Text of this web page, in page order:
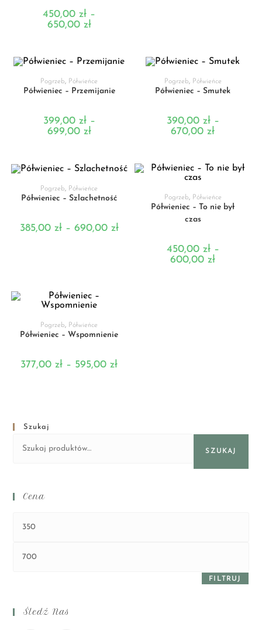
450,00zł –
650,00 zł
WYBIERZ OPCJE
Pogrzeb, Półwieńce
Półwieniec – Przemijanie
399,00 zł –
699,00 zł
WYBIERZ OPCJE
Pogrzeb, Półwieńce
Półwieniec – Smutek
390,00 zł –
670,00zł
WYBIERZ OPCJE
Pogrzeb, Półwieńce
Półwieniec – Szlachetność
385,00 zł – 690,00 zł
WYBIERZ OPCJE
Pogrzeb, Półwieńce
Półwieniec – To nie był
czas
450,00 zł –
600,00zł
WYBIERZ OPCJE
Pogrzeb, Półwieńce
Półwieniec – Wspomnienie
377,00zł – 595,00zł
Szukaj
SZUKAJ
Cena
FILTRUJ
Śledź Nas